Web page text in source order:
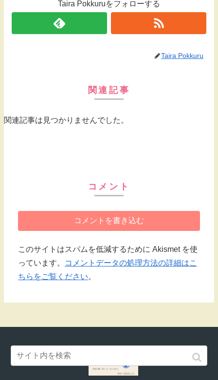
Taira Pokkuruをフォローする
Taira Pokkuru
関連記事
関連記事は見つかりませんでした。
コメント
コメントを書き込む
このサイトはスパムを低減するために Akismet を使
っています。
コメントデータの処理方法の詳細はこ
ちらをご覧ください。